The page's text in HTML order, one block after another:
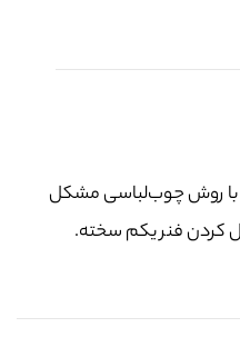
با روش چوب‌لباسی مشکل
کردن فنر یکم سخته.